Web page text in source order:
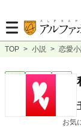
TOP > 小説 > 恋愛
連載中
お気